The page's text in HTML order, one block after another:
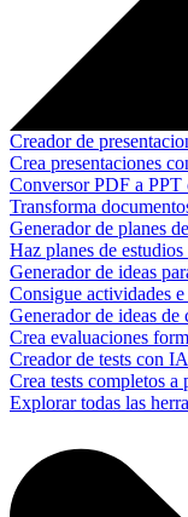
Creador de
Crea presentaciones
Conversor PDF a PPT
Transforma
Generador de planes
Haz planes de
Generador de ideas
Consigue actividades
Generador de ideas de
Crea evaluaciones
Creador de tests con IA
Crea tests completos
Explorar todas las